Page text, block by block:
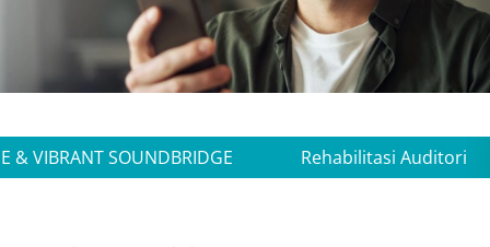
& VIBRANT SOUNDBRIDGE Rehabilitasi Auditori